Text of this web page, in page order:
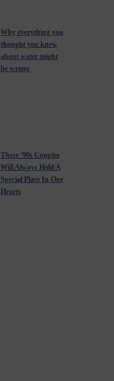
Why everything you
thought you knew
about water might
be wrong
These '90s Couples
Will Always Hold A
Special Place In Our
Hearts